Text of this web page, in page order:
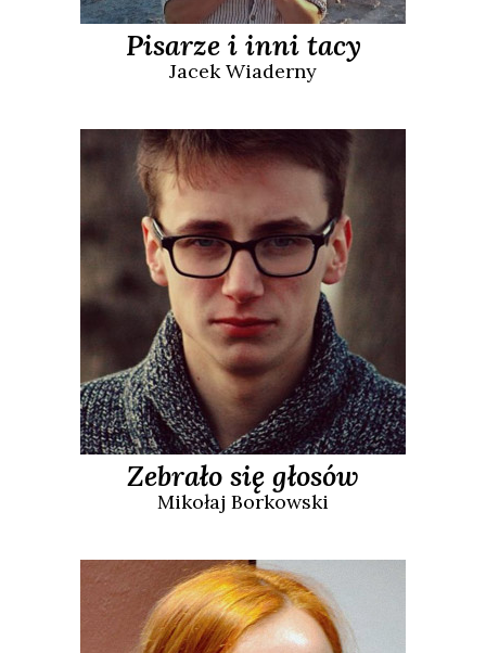
Pisarze i inni tacy
Jacek Wiaderny
Zebrało się głosów
Mikołaj Borkowski